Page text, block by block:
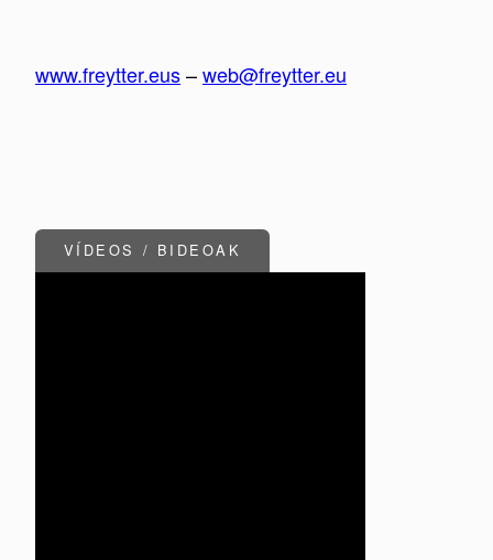
www.freytter.eus–web@freytter.eu
VÍDEOS / BIDEOAK